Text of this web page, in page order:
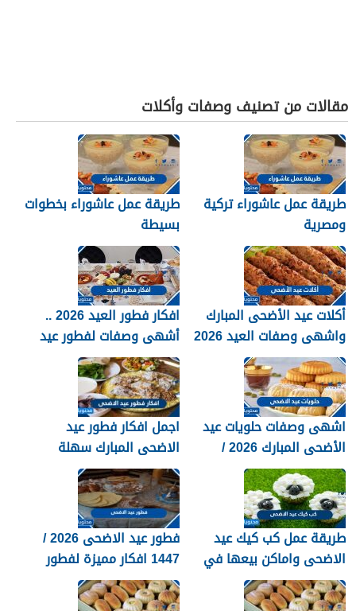
مقالات من تصنيف وصفات وأكلات
طريقة عمل عاشوراء تركية
ومصرية
طريقة عمل عاشوراء بخطوات
بسيطة
أكلات عيد الأضحى المبارك
واشهى وصفات العيد 2026
افكار فطور العيد 2026 ..
أشهى وصفات لفطور عيد
الاضحى المبارك 1447
اشهى وصفات حلويات عيد
الأضحى المبارك 2026 /
1447
اجمل افكار فطور عيد
الاضحى المبارك سهلة
ولذيذة 2026
طريقة عمل كب كيك عيد
الاضحى واماكن بيعها في
السعودية 2026 / 1447
فطور عيد الاضحى 2026 /
1447 افكار مميزة لفطور
العيد